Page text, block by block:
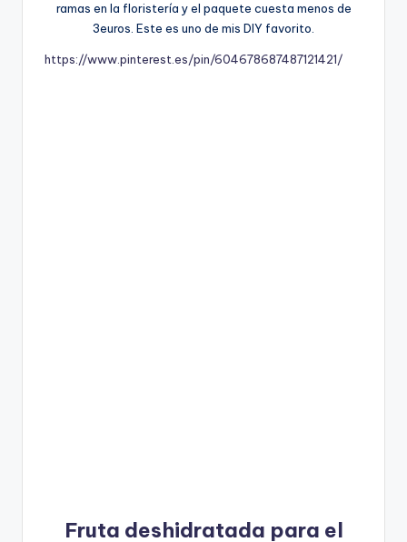
ramas en la floristería y el paquete cuesta menos de
3euros. Este es uno de mis DIY favorito.
https://www.pinterest.es/pin/604678687487121421/
Fruta deshidratada para el